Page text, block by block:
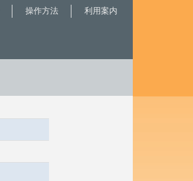
利用案内
操作方法